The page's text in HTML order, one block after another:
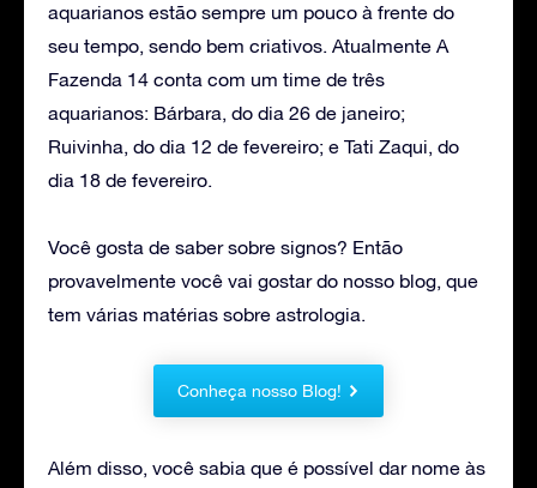
aquarianos estão sempre um pouco à frente do
seu tempo, sendo bem criativos. Atualmente A
Fazenda 14 conta com um time de três
aquarianos: Bárbara, do dia 26 de janeiro;
Ruivinha, do dia 12 de fevereiro; e Tati Zaqui, do
dia 18 de fevereiro.
Você gosta de saber sobre signos? Então
provavelmente você vai gostar do nosso blog, que
tem várias matérias sobre astrologia.
Conheça nosso Blog!
Além disso, você sabia que é possível dar nome às